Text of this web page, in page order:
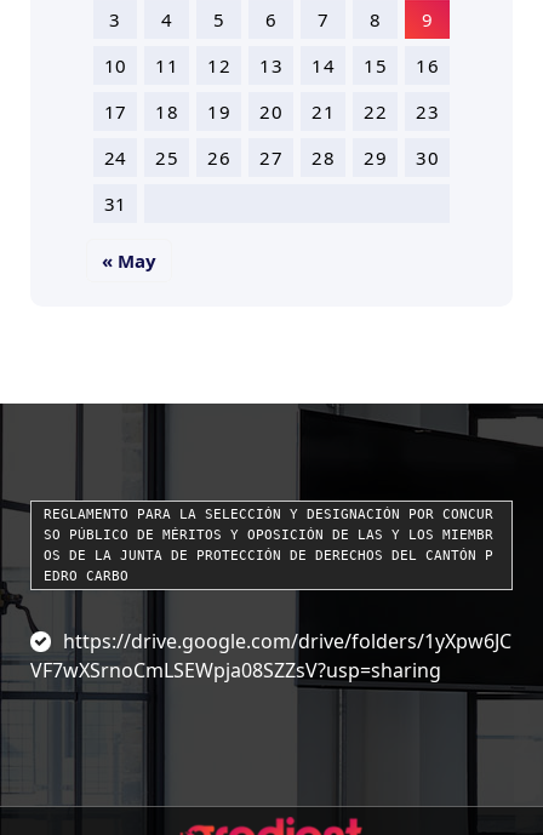
3
4 5 6 7 8
9
10
11 12 13 14 15
16
17
18 19 20 21 22
23
24
25 26 27 28 29
30
31
« May
REGLAMENTO PARA LA SELECCIÓN Y DESIGNACIÓN POR CONCUR
SO PÚBLICO DE MÉRITOS Y OPOSICIÓN DE LAS Y LOS MIEMBR
OS DE LA JUNTA DE PROTECCIÓN DE DERECHOS DEL CANTÓN P
EDRO CARBO
https://drive.google.com/drive/folders/1yXpw6JC
VF7wXSrnoCmLSEWpja08SZZsV?usp=sharing